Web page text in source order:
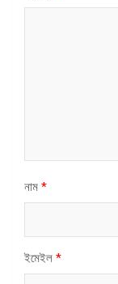
নাম *
ইমেইল *